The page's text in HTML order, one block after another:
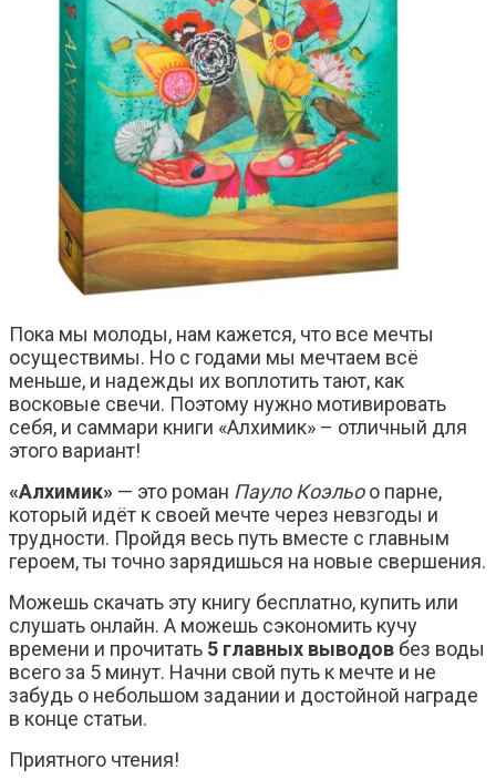
Пока мы молоды, нам кажется, что все мечты
осуществимы. Но с годами мы мечтаем всё
меньше, и надежды их воплотить тают, как
восковые свечи. Поэтому нужно мотивировать
себя, и саммари книги «Алхимик» – отличный для
этого вариант!
«Алхимик» — это роман Пауло Коэльоо парне,
который идёт к своей мечте через невзгоды и
трудности. Пройдя весь путь вместе с главным
героем, ты точно зарядишься на новые свершения.
Можешь скачать эту книгу бесплатно, купить или
слушать онлайн. А можешь сэкономить кучу
времени и прочитать 5 главных выводов без воды
всего за 5 минут. Начни свой путь к мечте и не
забудь о небольшом задании и достойной награде
в конце статьи.
Приятного чтения!